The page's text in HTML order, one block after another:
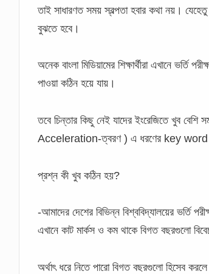
তাই সাধারণত সময় স্বল্পতা হবার কথা নয়।
বুঝতে হবে।
অনেক বাংলা মিডিয়ামের শিক্ষার্থীরা এখানে ভর্তি
পাওয়া কঠিন হয়ে যায়।
তবে চিন্তার কিছু নেই যাদের ইংরেজিতে খুব
Acceleration-ত্বরণ ) এ ধরণের key word
প্রশ্ন কী খুব কঠিন হয়?
-আমাদের দেশের বিভিন্ন বিশ্ববিদ্যালয়ের ভর্তি
এখানে কাট মার্কস ও কম থাকে বিগত বছরগুলো
অর্থাৎ ধরে নিতে পারো বিগত বছরগুলো হিসেব